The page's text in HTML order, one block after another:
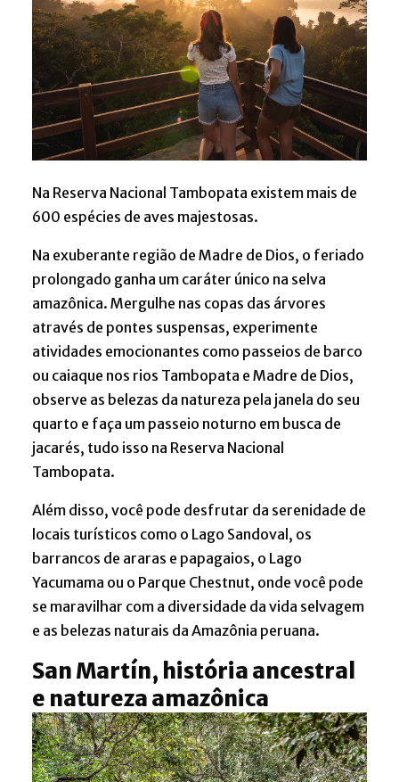
Na Reserva Nacional Tambopata existem mais de
600 espécies de aves majestosas.
Na exuberante região de Madre de Dios, o feriado
prolongado ganha um caráter único na selva
amazônica. Mergulhe nas copas das árvores
através de pontes suspensas, experimente
atividades emocionantes como passeios de barco
ou caiaque nos rios Tambopata e Madre de Dios,
observe as belezas da natureza pela janela do seu
quarto e faça um passeio noturno em busca de
jacarés, tudo isso na Reserva Nacional
Tambopata.
Além disso, você pode desfrutar da serenidade de
locais turísticos como o Lago Sandoval, os
barrancos de araras e papagaios, o Lago
Yacumama ou o Parque Chestnut, onde você pode
se maravilhar com a diversidade da vida selvagem
e as belezas naturais da Amazônia peruana.
San Martín, história ancestral
e natureza amazônica